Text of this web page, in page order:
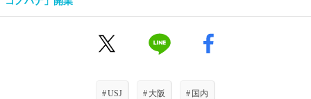
#USJ # 大阪 # 国内